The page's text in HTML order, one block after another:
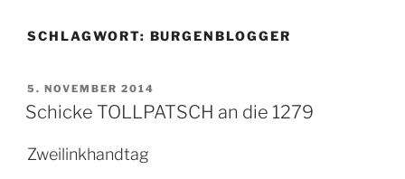
SCHLAGWORT: BURGENBLOGGER
VERÖFFENTLICHT
AM
5. NOVEMBER 2014
Schicke TOLLPATSCH an die 1279
Zweilinkhandtag